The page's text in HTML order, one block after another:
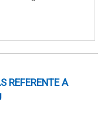
com a
os
e tamanho
O
REFERENTE A